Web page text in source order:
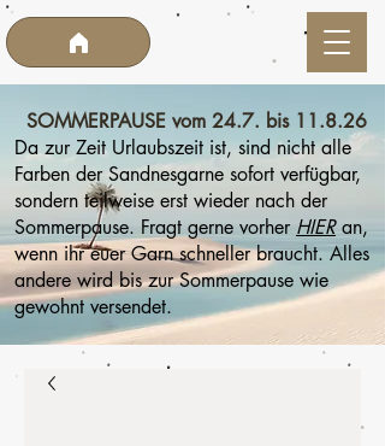
SOMMERPAUSE vom 24.7. bis 11.8.26
Da zur Zeit Urlaubszeit ist, sind nicht alle
Farben der Sandnesgarne sofort verfügbar,
sondern teilweise erst wieder nach der
Sommerpause. Fragt gerne vorher HIERan,
wenn ihr euer Garn schneller braucht. Alles
andere wird bis zur Sommerpause wie
gewohnt versendet.